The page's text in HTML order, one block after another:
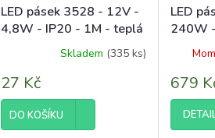
LED pásek 3528 - 12V -
4,8W - IP20 - 1M - teplá
produktu
je
5,0
z
Skladem (335 ks)
27 Kč
DO KOŠÍKU
LED
240W
IP63 -
679